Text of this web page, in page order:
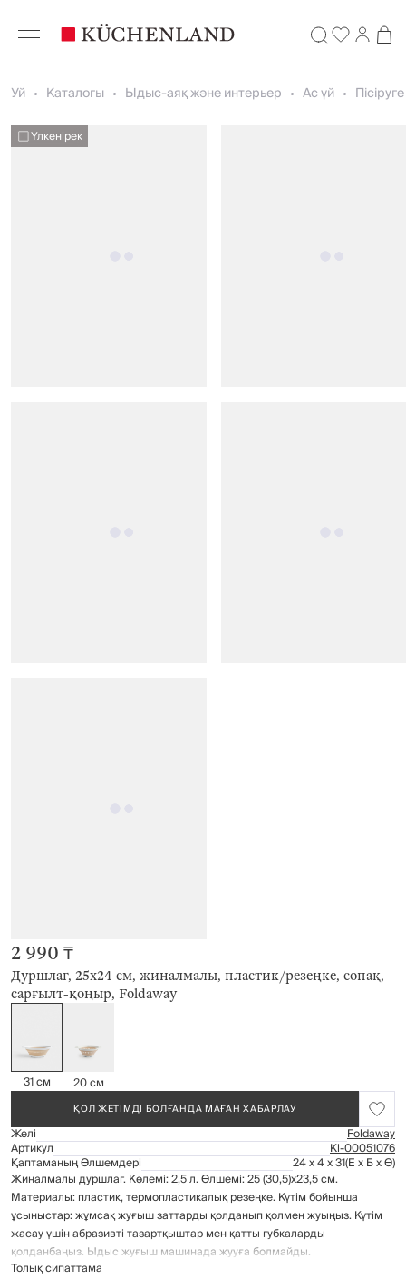
Уй Каталогы Ыдыс-аяқ және интерьер Ас үй
Үлкенірек
Дуршлаг, 25х24 см, жиналмалы, пластик/резеңке, сопақ,
сарғылт-қоңыр, Foldaway
2 990 ₸
31 см 20 см
ҚОЛ ЖЕТІМДІ БОЛҒАНДА МАҒАН ХАБАРЛАУ
Желі Foldaway
Артикул Kl-00051076
Қаптаманың Өлшемдері 24 x 4 x 31(Е x Б x Ө)
Жиналмалы дуршлаг. Көлемі: 2,5 л. Өлшемі: 25 (30,5)х23,5 см.
Материалы: пластик, термопластикалық резеңке. Күтім бойынша
ұсыныстар: жұмсақ жуғыш заттарды қолданып қолмен жуыңыз. Күтім
жасау үшін абразивті тазартқыштар мен қатты губкаларды
қолданбаңыз. Ыдыс жуғыш машинада жууға болмайды.
Толық сипаттама